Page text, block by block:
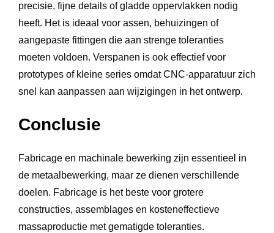
precisie, fijne details of gladde oppervlakken nodig
heeft. Het is ideaal voor assen, behuizingen of
aangepaste fittingen die aan strenge toleranties
moeten voldoen. Verspanen is ook effectief voor
prototypes of kleine series omdat CNC-apparatuur zich
snel kan aanpassen aan wijzigingen in het ontwerp.
Conclusie
Fabricage en machinale bewerking zijn essentieel in
de metaalbewerking, maar ze dienen verschillende
doelen. Fabricage is het beste voor grotere
constructies, assemblages en kosteneffectieve
massaproductie met gematigde toleranties.